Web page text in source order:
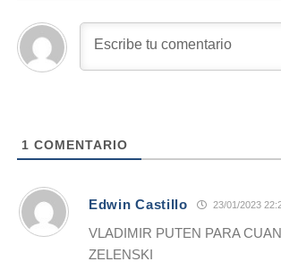
1 COMENTARIO
Edwin Castillo 23/01/2023
VLADIMIR PUTEN PARA
ZELENSKI